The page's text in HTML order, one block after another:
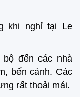
khi nghỉ tại Le
đến các nhà
bến cảnh. Các
rất thoải mái.